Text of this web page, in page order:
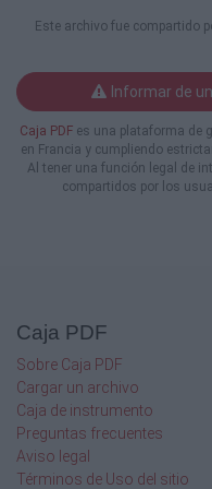
a abstenção é o
completo
A Sociedade
Seixalense,
Prussianos", foi
de 1871, após
entre os sócios e
Seixal, extinção
Regenerador, um
no governo de
Guerra Franco-
na Europa
e a Prússia. Os
a França e
o exército francês,
Este archivo fue compartido
Informar de
Caja PDF es una plataforma de
en Francia y cumpliendo
Al tener una función legal de
compartidos por los
Caja PDF
Sobre Caja PDF
Cargar un archivo
Caja de instrumento
Preguntas frecuentes
Aviso legal
Términos de Uso del sitio